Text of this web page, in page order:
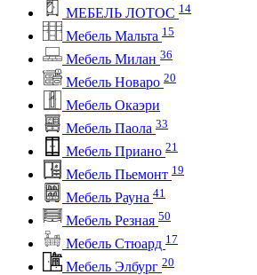
МЕБЕЛЬ ЛОТОС 14
Мебель Мальта 15
Мебель Милан 36
Мебель Новаро 20
Мебель Окаэри
Мебель Паола 33
Мебель Приано 21
Мебель Пьемонт 19
Мебель Рауна 41
Мебель Резная 50
Мебель Стюард 17
Мебель Элбург 20